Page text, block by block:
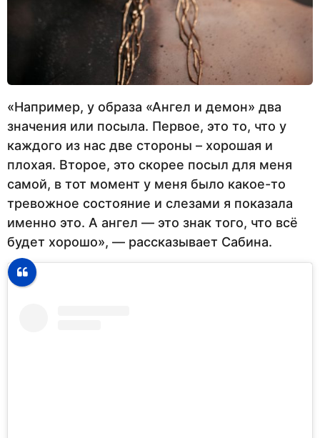
«Например, у образа «Ангел и демон» два
значения или посыла. Первое, это то, что у
каждого из нас две стороны – хорошая и
плохая. Второе, это скорее посыл для меня
самой, в тот момент у меня было какое-то
тревожное состояние и слезами я показала
именно это. А ангел — это знак того, что всё
будет хорошо», — рассказывает Сабина.